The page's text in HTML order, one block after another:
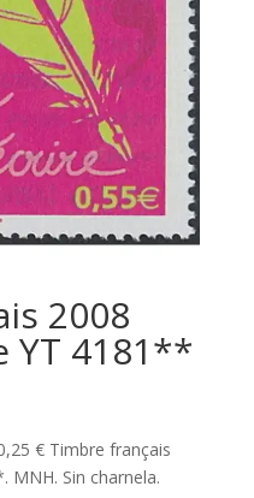
2008
YT 4181**
€ Timbre français
MNH. Sin charnela.